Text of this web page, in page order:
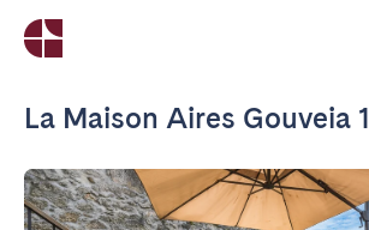
La Maison Aires Gouveia 1